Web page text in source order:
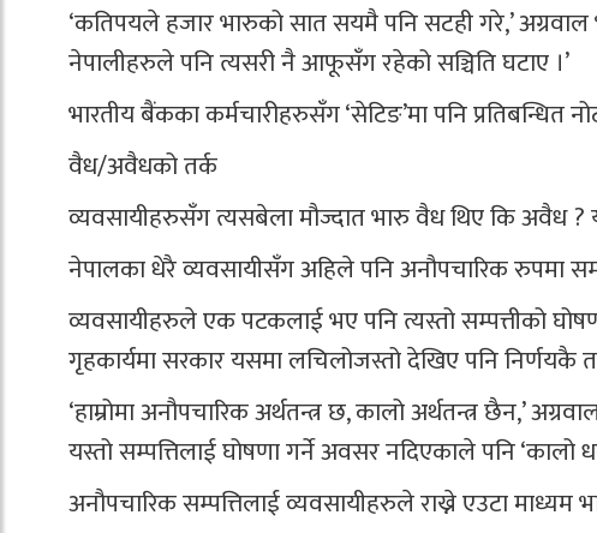
‘कतिपयले हजार भारुको सात सयमै पनि सटही गरे,’
नेपालीहरुले पनि त्यसरी नै आफूसँग रहेको सञ्चिति घटाए ।’
भारतीय बैंकका कर्मचारीहरुसँग ‘सेटिङ’मा पनि प्रतिबन्धित
वैध/अवैधको तर्क
व्यवसायीहरुसँग त्यसबेला मौज्दात भारु वैध थिए कि अवैध
नेपालका धेरै व्यवसायीसँग अहिले पनि अनौपचारिक रुपमा
व्यवसायीहरुले एक पटकलाई भए पनि त्यस्तो सम्पत्तीको
गृहकार्यमा सरकार यसमा लचिलोजस्तो देखिए पनि निर्णयकै
‘हाम्रोमा अनौपचारिक अर्थतन्त्र छ, कालो अर्थतन्त्र छैन,’
यस्तो सम्पत्तिलाई घोषणा गर्ने अवसर नदिएकाले पनि ‘कालो
अनौपचारिक सम्पत्तिलाई व्यवसायीहरुले राख्ने एउटा